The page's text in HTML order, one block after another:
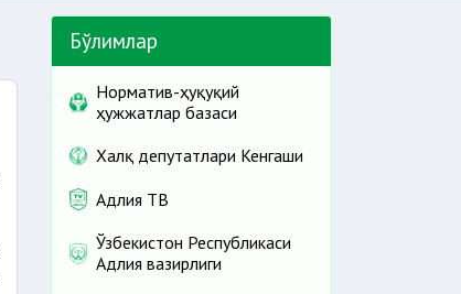
Бўлимлар
Норматив-ҳуқуқий
ҳужжатлар базаси
Халқ депутатлари Кенгаши
Адлия ТВ
Ўзбекистон Республикаси
Адлия вазирлиги